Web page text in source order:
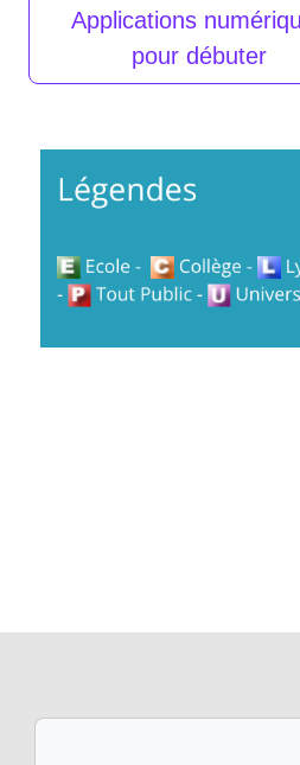
Applications
pour débuter